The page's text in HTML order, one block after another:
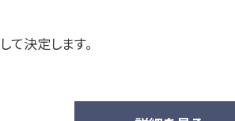
決定します。